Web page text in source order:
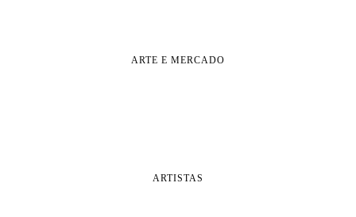
ARTE E MERCADO
ARTISTAS